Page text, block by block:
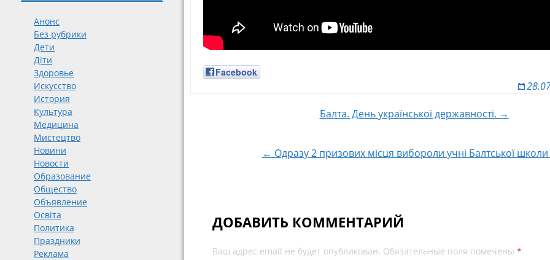
Анонс
Без рубрики
Дети
Діти
Здоровье
Искусство
История
Культура
Медицина
Мистецтво
Новини
Новости
Образование
Общество
Объявление
Освіта
Политика
Праздники
Реклама
Facebook
Навигация по записямБалта. День української державності. →
← Одразу 2 призових місця вибороли учні Балтської
ДОБАВИТЬ КОММЕНТАРИЙ
Ваш адрес email не будет опубликован. Обязательные поля помечены*